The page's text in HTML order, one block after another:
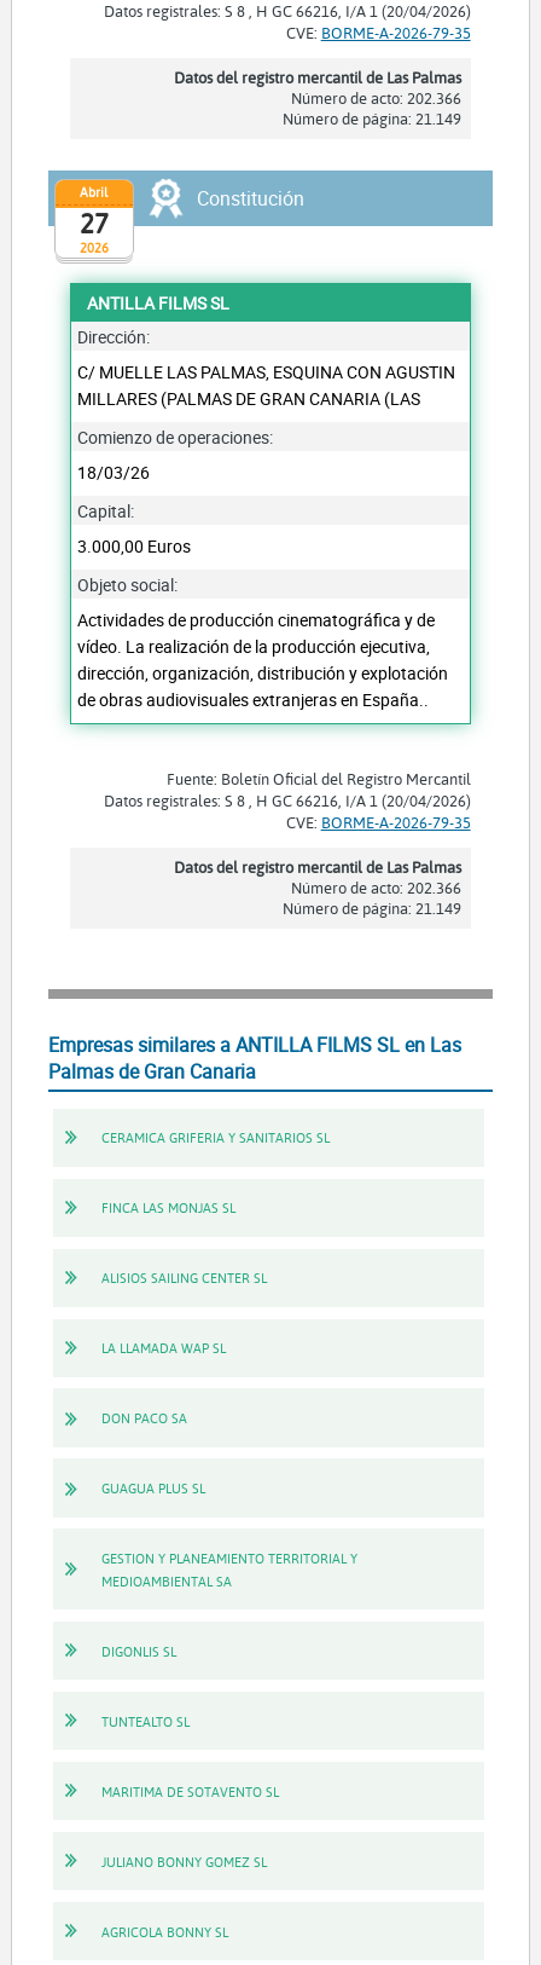
Datos registrales: S 8 , H GC 66216, I/A 1 (20/04/2026)
CVE: BORME-A-2026-79-35
Datos del registro mercantil de Las Palmas
Número de acto: 202.366
Número de página: 21.149
2026
Abril
27
Constitución
ANTILLA FILMS SL
Dirección:
C/ MUELLE LAS PALMAS, ESQUINA CON AGUSTIN
MILLARES (PALMAS DE GRAN CANARIA (LAS
Comienzo de operaciones:
18/03/26
Capital:
3.000,00 Euros
Objeto social:
Actividades de producción cinematográfica y de
vídeo. La realización de la producción ejecutiva,
dirección, organización, distribución y explotación
de obras audiovisuales extranjeras en España..
Fuente: Boletín Oficial del Registro Mercantil
Datos registrales: S 8 , H GC 66216, I/A 1 (20/04/2026)
CVE: BORME-A-2026-79-35
Datos del registro mercantil de Las Palmas
Número de acto: 202.366
Número de página: 21.149
Empresas similares a ANTILLA FILMS SL en Las
Palmas de Gran Canaria
CERAMICA GRIFERIA Y SANITARIOS SL
FINCA LAS MONJAS SL
ALISIOS SAILING CENTER SL
LA LLAMADA WAP SL
DON PACO SA
GUAGUA PLUS SL
GESTION Y PLANEAMIENTO TERRITORIAL Y
MEDIOAMBIENTAL SA
DIGONLIS SL
TUNTEALTO SL
MARITIMA DE SOTAVENTO SL
JULIANO BONNY GOMEZ SL
AGRICOLA BONNY SL